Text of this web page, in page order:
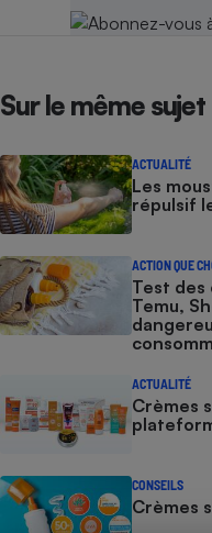
Sur le même sujet
ACTUALITÉ
Les
répulsif
ACTION QUE
Test des
Temu,
ACTUALITÉ
Crèmes
CONSEILS
Crèmes